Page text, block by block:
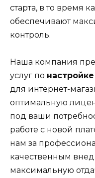
старта, в то время
обеспечивают
контроль.
Наша компания
услуг по
для интернет-
оптимальную
под ваши
работе с новой
нам за
качественным
максимальную